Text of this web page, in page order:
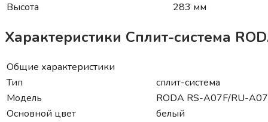
Высота
283 мм
Характеристики Сплит-система
Общие характеристики
Тип
сплит-система
Модель
RODA RS-A07F/RU-
Основной цвет
белый